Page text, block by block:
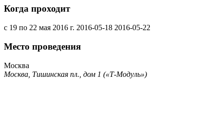
Когда проходит
с 19 по 22 мая 2016 г. 2016-05-18 2016-05-22
Место проведения
Москва
Москва, Тишинская пл., дом 1 («Т-Модуль»)